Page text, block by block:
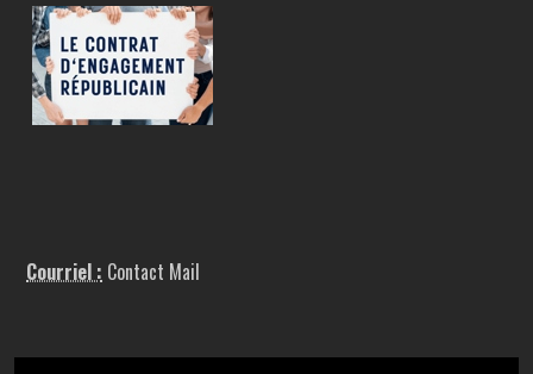
Courriel : Contact Mail